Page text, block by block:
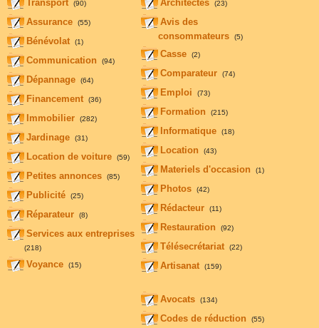
Transport (90)
Assurance (55)
Bénévolat (1)
Communication (94)
Dépannage (64)
Financement (36)
Immobilier (282)
Jardinage (31)
Location de voiture (59)
Petites annonces (85)
Publicité (25)
Réparateur (8)
Services aux entreprises
(218)
Voyance (15)
Architectes (23)
Avis des
consommateurs
(5)
Casse (2)
Comparateur (74)
Emploi (73)
Formation (215)
Informatique (18)
Location (43)
Materiels d'occasion (1)
Photos (42)
Rédacteur (11)
Restauration (92)
Télésecrétariat (22)
Artisanat (159)
Avocats (134)
Codes de réduction (55)